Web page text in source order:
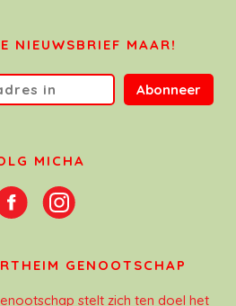
NIEUWSBRIEF MAAR!
Abonneer
MICHA
GENOOTSCHAP
stelt zich ten doel het